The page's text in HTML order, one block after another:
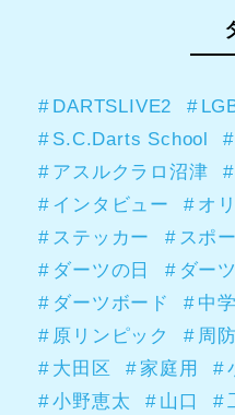
DARTSLIVE2
S.C.Darts School
アスルクラロ沼津
インタビュー
オ
ステッカー
スポ
ダーツの日
ダー
ダーツボード
中
原リンピック
周
大田区
家庭用
小野恵太
山口